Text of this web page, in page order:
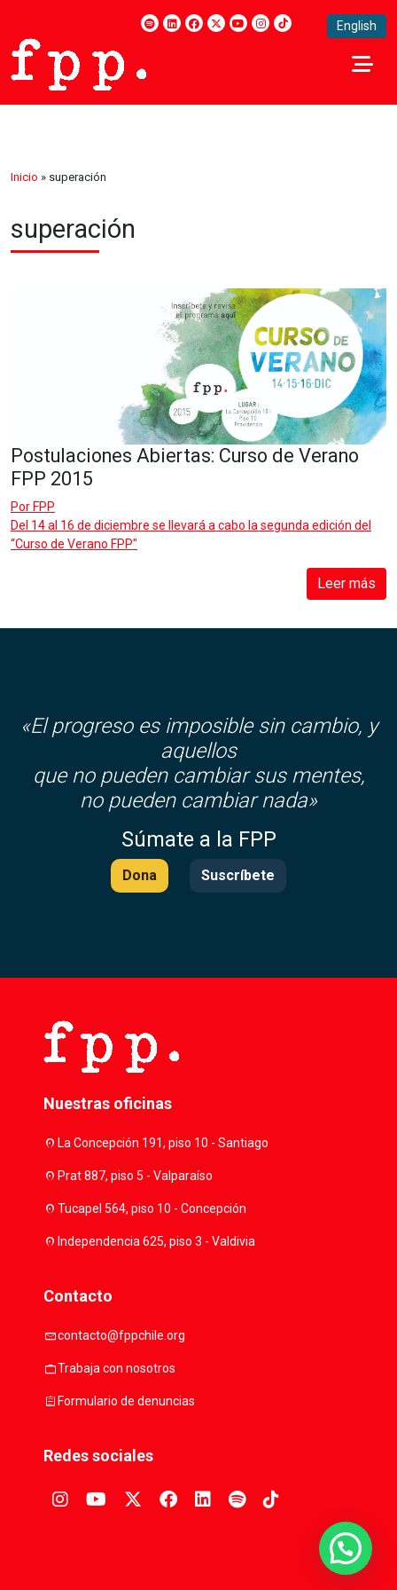
English
Inicio » superación
superación
Postulaciones Abiertas: Curso de Verano
FPP 2015
Por FPP
Del 14 al 16 de diciembre se llevará a cabo la segunda edición del
“Curso de Verano FPP"
Leer más
«El progreso es imposible sin cambio, y
aquellos
que no pueden cambiar sus mentes,
no pueden cambiar nada»
Súmate a la FPP
Dona Suscríbete
Nuestras oficinas
location_onLa Concepción 191, piso 10 - Santiago
location_onPrat 887, piso 5 - Valparaíso
location_onTucapel 564, piso 10 - Concepción
location_onIndependencia 625, piso 3 - Valdivia
Contacto
mailcontacto@fppchile.org
workTrabaja con nosotros
assignmentFormulario de denuncias
Redes sociales